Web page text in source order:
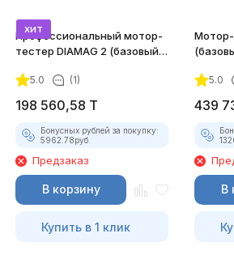
хит
Профессиональный мотор-
тестер DIAMAG 2 (базовый
5.0 (1)
198 560,58 T
Бонусных рублей за покупку:
5962.78руб.
Предзаказ
В корзину
Купить в 1 клик
Мотор-
5.0
439
В